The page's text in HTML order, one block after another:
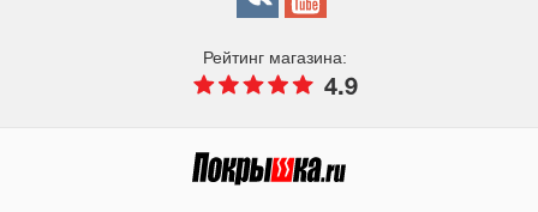
Рейтинг магазина:
4.9